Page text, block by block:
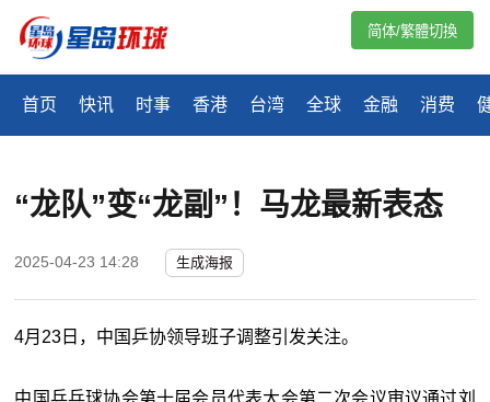
首页 快讯 时事 香港 台湾 全球 金融 消费
简体/繁體切換
“龙队”变“龙副”！马龙最新表态
2025-04-23 14:28 生成海报
4月23日，中国乒协领导班子调整引发关注。